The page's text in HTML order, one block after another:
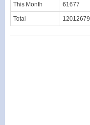
This Month 61677
Total 12012679